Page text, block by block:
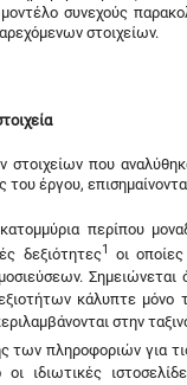
συνεχούς
στοιχείων.
που
του έργου,
περίπου
δεξιότητες1
οι
κάλυπτε μόνο
στην
των πληροφοριών για
ιδιωτικές